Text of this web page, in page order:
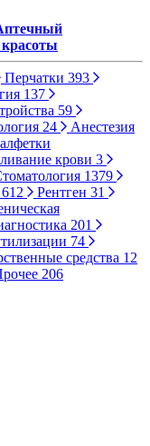
Перчатки 393
137
59
24
Анестезия
крови 3
1379
612 Рентген 31
201
74
средства 12
206